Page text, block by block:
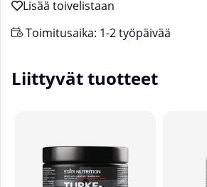
Toimitusaika: 1-2 työpäivää
Liittyvät tuotteet